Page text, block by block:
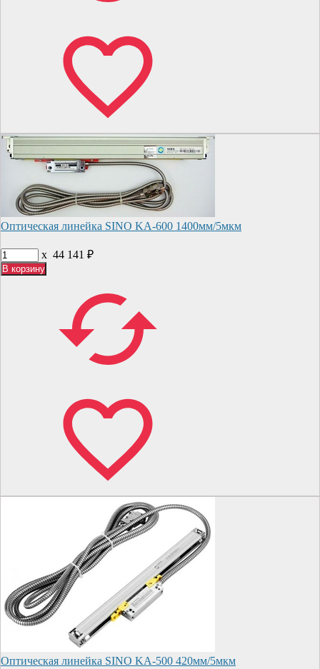
Оптическая линейка SINO KA-600 1400мм/5мкм
x 44 141 ₽
Оптическая линейка SINO KA-500 420мм/5мкм